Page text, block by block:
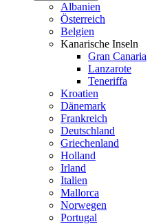
Albanien
Österreich
Belgien
Kanarische Inseln
Gran Canaria
Lanzarote
Teneriffa
Kroatien
Dänemark
Frankreich
Deutschland
Griechenland
Holland
Irland
Italien
Mallorca
Norwegen
Portugal